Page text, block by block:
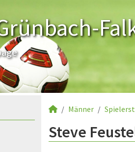
Männer
Steve